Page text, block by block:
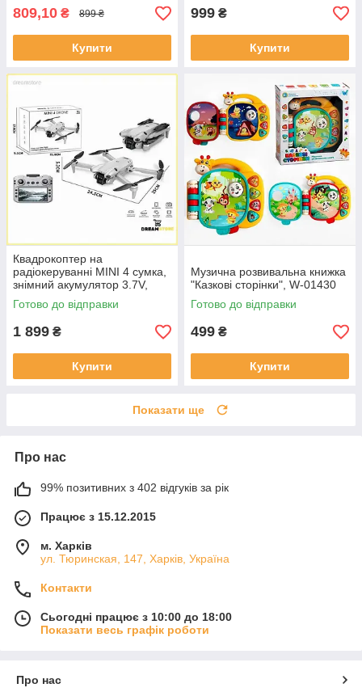
809,10 ₴ 899 ₴
Купити
999 ₴
Купити
Квадрокоптер на
радіокеруванні MINI 4 сумка,
знімний акумулятор 3.7V,
пульт 2.4 GHz з екраном,
USB, headless, Wi-Fi
Готово до відправки
1 899 ₴
Купити
Музична розвивальна книжка
"Казкові сторінки", W-01430
Готово до відправки
499 ₴
Купити
Показати ще
Про нас
99% позитивних з 402 відгуків за рік
Працює з 15.12.2015
м. Харків
ул. Тюринская, 147, Харків, Україна
Контакти
Сьогодні працює з 10:00 до 18:00
Показати весь графік роботи
Про нас